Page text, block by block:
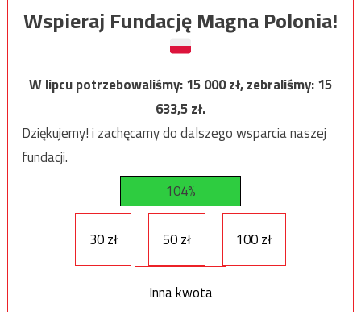
Wspieraj Fundację Magna Polonia!
W lipcu potrzebowaliśmy:15 000zł, zebraliśmy:15
633,5zł.
Dziękujemy! i zachęcamy do dalszego wsparcia naszej
fundacji.
104%
30 zł 50 zł 100 zł
Inna kwota